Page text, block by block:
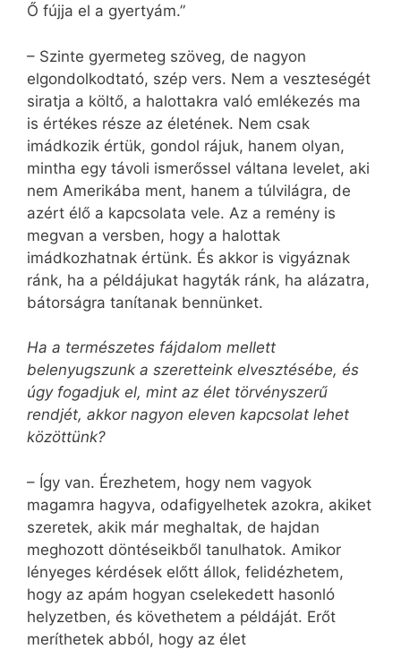
Ő fújja el a gyertyám.”
– Szinte gyermeteg szöveg, de nagyon
elgondolkodtató, szép vers. Nem a veszteségét
siratja a költő, a halottakra való emlékezés ma
is értékes része az életének. Nem csak
imádkozik értük, gondol rájuk, hanem olyan,
mintha egy távoli ismerőssel váltana levelet, aki
nem Amerikába ment, hanem a túlvilágra, de
azért élő a kapcsolata vele. Az a remény is
megvan a versben, hogy a halottak
imádkozhatnak értünk. És akkor is vigyáznak
ránk, ha a példájukat hagyták ránk, ha alázatra,
bátorságra tanítanak bennünket.
Ha a természetes fájdalom mellett
belenyugszunk a szeretteink elvesztésébe, és
úgy fogadjuk el, mint az élet törvényszerű
rendjét, akkor nagyon eleven kapcsolat lehet
közöttünk?
– Így van. Érezhetem, hogy nem vagyok
magamra hagyva, odafigyelhetek azokra, akiket
szeretek, akik már meghaltak, de hajdan
meghozott döntéseikből tanulhatok. Amikor
lényeges kérdések előtt állok, felidézhetem,
hogy az apám hogyan cselekedett hasonló
helyzetben, és követhetem a példáját. Erőt
meríthetek abból, hogy az élet